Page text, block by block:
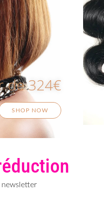
de 324€
SHOP NOW
newsletter